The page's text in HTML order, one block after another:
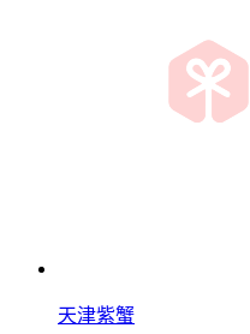
天津紫蟹